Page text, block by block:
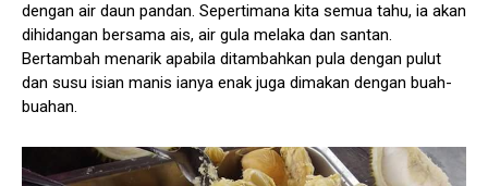
dengan air daun pandan. Sepertimana kita semua tahu, ia akan
dihidangan bersama ais, air gula melaka dan santan.
Bertambah menarik apabila ditambahkan pula dengan pulut
dan susu isian manis ianya enak juga dimakan dengan buah-
buahan.